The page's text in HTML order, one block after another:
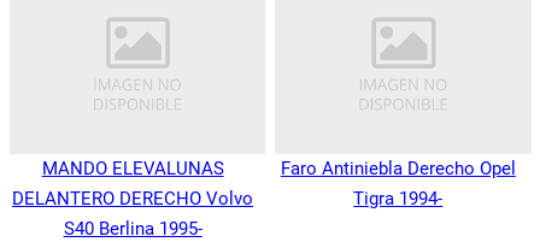
MANDO ELEVALUNAS
DELANTERO DERECHO Volvo
S40 Berlina 1995-
Faro Antiniebla Derecho Opel
Tigra 1994-